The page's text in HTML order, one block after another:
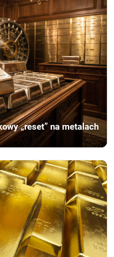
„reset” na metalach